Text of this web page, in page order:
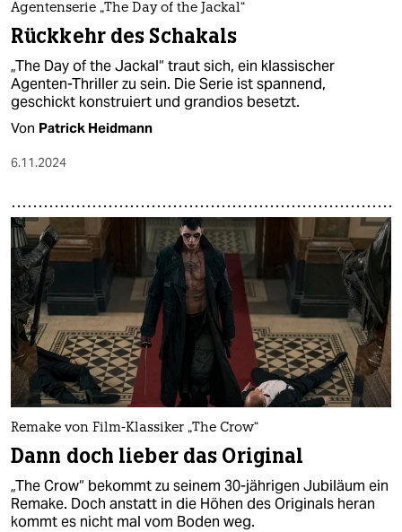
Agentenserie „The Day of the Jackal“
Rückkehr des Schakals
„The Day of the Jackal“ traut sich, ein klassischer
Agenten-Thriller zu sein. Die Serie ist spannend,
geschickt konstruiert und grandios besetzt.
Von Patrick Heidmann
6.11.2024
Remake von Film-Klassiker „The Crow“
Dann doch lieber das Original
„The Crow“ bekommt zu seinem 30-jährigen Jubiläum ein
Remake. Doch anstatt in die Höhen des Originals heran
kommt es nicht mal vom Boden weg.